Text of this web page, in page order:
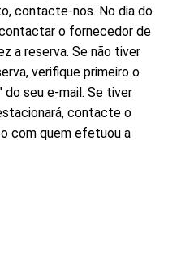
contacte-nos. No dia do
o fornecedor de
a reserva. Se não tiver
verifique primeiro o
seu e-mail. Se tiver
contacte o
com quem efetuou a